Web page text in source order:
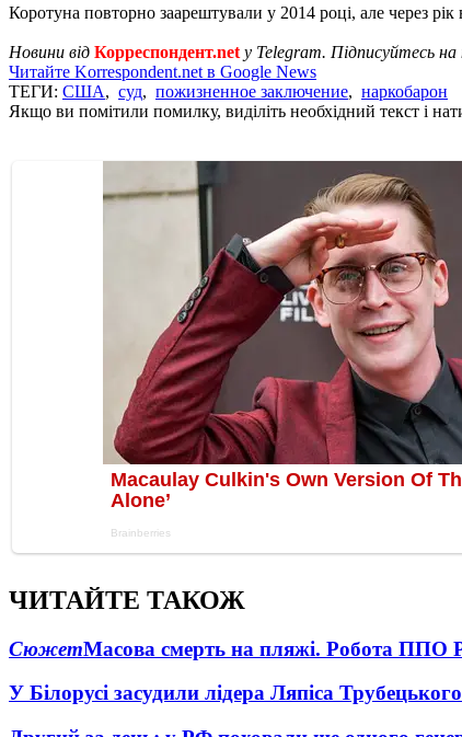
Коротуна повторно заарештували у 2014 році, але через
Новини від Корреспондент.net у Telegram. Підписуйтесь
Читайте Korrespondent.net в Google News
ТЕГИ: США, суд, пожизненное заключение, наркобарон
Якщо ви помітили помилку, виділіть необхідний текст і
ЧИТАЙТЕ ТАКОЖ
СюжетМасова смерть на пляжі. Робота ППО
У Білорусі засудили лідера Ляпіса